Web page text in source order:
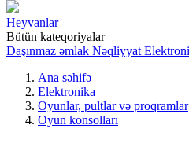
Heyvanlar
Bütün kateqoriyalar
Daşınmaz əmlak Nəqliyyat
Ana səhifə
Elektronika
Oyunlar, pultlar və proqramlar
Oyun konsolları